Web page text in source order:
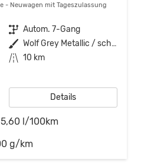
Neuwagen mit Tageszulassung
Getriebe Autom. 7-Gang
Außenfarbe
Wolf Grey Metallic / schwarzes Dach
Kilometerstand 10 km
Details
5,60 l/100km
g/km